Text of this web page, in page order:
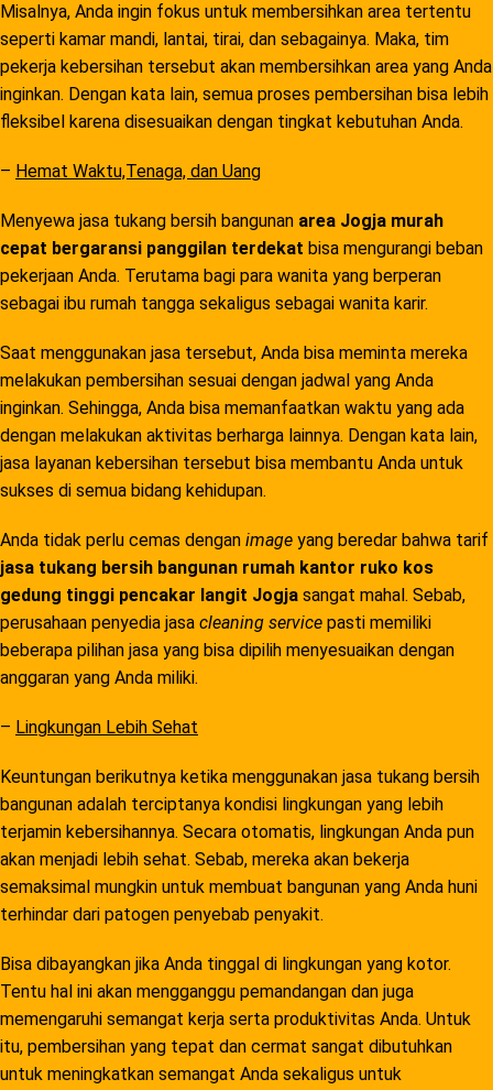
Misalnya, Anda ingin fokus untuk membersihkan area tertentu
seperti kamar mandi, lantai, tirai, dan sebagainya. Maka, tim
pekerja kebersihan tersebut akan membersihkan area yang Anda
inginkan. Dengan kata lain, semua proses pembersihan bisa lebih
fleksibel karena disesuaikan dengan tingkat kebutuhan Anda.
– Hemat Waktu,Tenaga, dan Uang
Menyewa jasa tukang bersih bangunan area Jogja murah
cepat bergaransi panggilan terdekat bisa mengurangi beban
pekerjaan Anda. Terutama bagi para wanita yang berperan
sebagai ibu rumah tangga sekaligus sebagai wanita karir.
Saat menggunakan jasa tersebut, Anda bisa meminta mereka
melakukan pembersihan sesuai dengan jadwal yang Anda
inginkan. Sehingga, Anda bisa memanfaatkan waktu yang ada
dengan melakukan aktivitas berharga lainnya. Dengan kata lain,
jasa layanan kebersihan tersebut bisa membantu Anda untuk
sukses di semua bidang kehidupan.
Anda tidak perlu cemas dengan image yang beredar bahwa tarif
jasa tukang bersih bangunan rumah kantor ruko kos
gedung tinggi pencakar langit Jogja sangat mahal. Sebab,
perusahaan penyedia jasa cleaning service pasti memiliki
beberapa pilihan jasa yang bisa dipilih menyesuaikan dengan
anggaran yang Anda miliki.
– Lingkungan Lebih Sehat
Keuntungan berikutnya ketika menggunakan jasa tukang bersih
bangunan adalah terciptanya kondisi lingkungan yang lebih
terjamin kebersihannya. Secara otomatis, lingkungan Anda pun
akan menjadi lebih sehat. Sebab, mereka akan bekerja
semaksimal mungkin untuk membuat bangunan yang Anda huni
terhindar dari patogen penyebab penyakit.
Bisa dibayangkan jika Anda tinggal di lingkungan yang kotor.
Tentu hal ini akan mengganggu pemandangan dan juga
memengaruhi semangat kerja serta produktivitas Anda. Untuk
itu, pembersihan yang tepat dan cermat sangat dibutuhkan
untuk meningkatkan semangat Anda sekaligus untuk